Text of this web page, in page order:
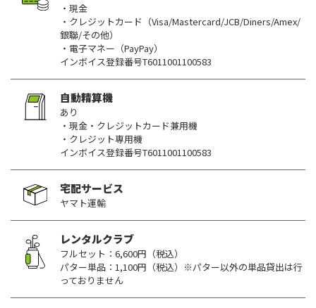
・現金
・クレジットカード（Visa/Mastercard/JCB/Diners/Amex/
銀聯/その他）
・電子マネー（PayPay）
インボイス登録番号T6011001100583
自動精算機
あり
・現金・クレジットカード兼用機
・クレジット専用機
インボイス登録番号T6011001100583
宅配サービス
ヤマト運輸
レンタルクラブ
フルセット：6,600円（税込）
パター単品：1,100円（税込）※パター以外の単品貸出は行
っておりません